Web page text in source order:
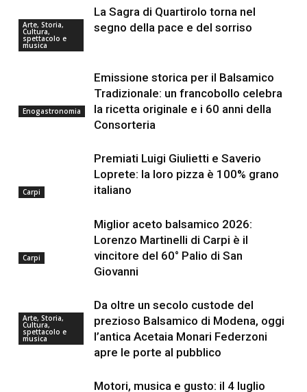
Arte, Storia,
Cultura,
spettacolo e
musica
La Sagra di Quartirolo torna nel
segno della pace e del sorriso
Enogastronomia
Emissione storica per il Balsamico
Tradizionale: un francobollo celebra
la ricetta originale e i 60 anni della
Consorteria
Carpi
Premiati Luigi Giulietti e Saverio
Loprete: la loro pizza è 100% grano
italiano
Carpi
Miglior aceto balsamico 2026:
Lorenzo Martinelli di Carpi è il
vincitore del 60° Palio di San
Giovanni
Arte, Storia,
Cultura,
spettacolo e
musica
Da oltre un secolo custode del
prezioso Balsamico di Modena, oggi
l’antica Acetaia Monari Federzoni
apre le porte al pubblico
Motori, musica e gusto: il 4 luglio